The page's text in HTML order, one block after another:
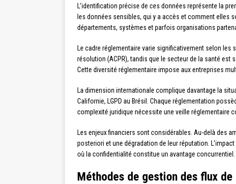
L’identification précise de ces données représente la
les données sensibles, qui y a accès et comment elles
départements, systèmes et parfois organisations
Le cadre réglementaire varie significativement selon les
résolution (ACPR), tandis que le secteur de la santé est
Cette diversité réglementaire impose aux entreprises
La dimension internationale complique davantage la
Californie, LGPD au Brésil. Chaque réglementation
complexité juridique nécessite une veille réglementaire
Les enjeux financiers sont considérables. Au-delà des
posteriori et une dégradation de leur réputation.
où la confidentialité constitue un avantage concurrentiel.
Méthodes de gestion des flux